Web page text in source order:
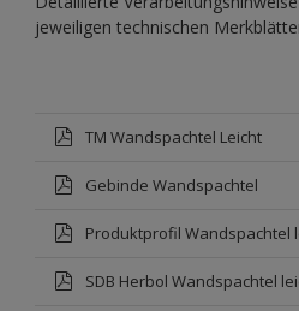
jeweiligen technischen
TM Wandspachtel Leicht
Gebinde Wandspachtel
Produktprofil Wandspachtel
SDB Herbol Wandspachtel